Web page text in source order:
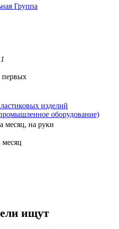
Группа
1
первых
изделий
оборудование)
месяц, на руки
ищут